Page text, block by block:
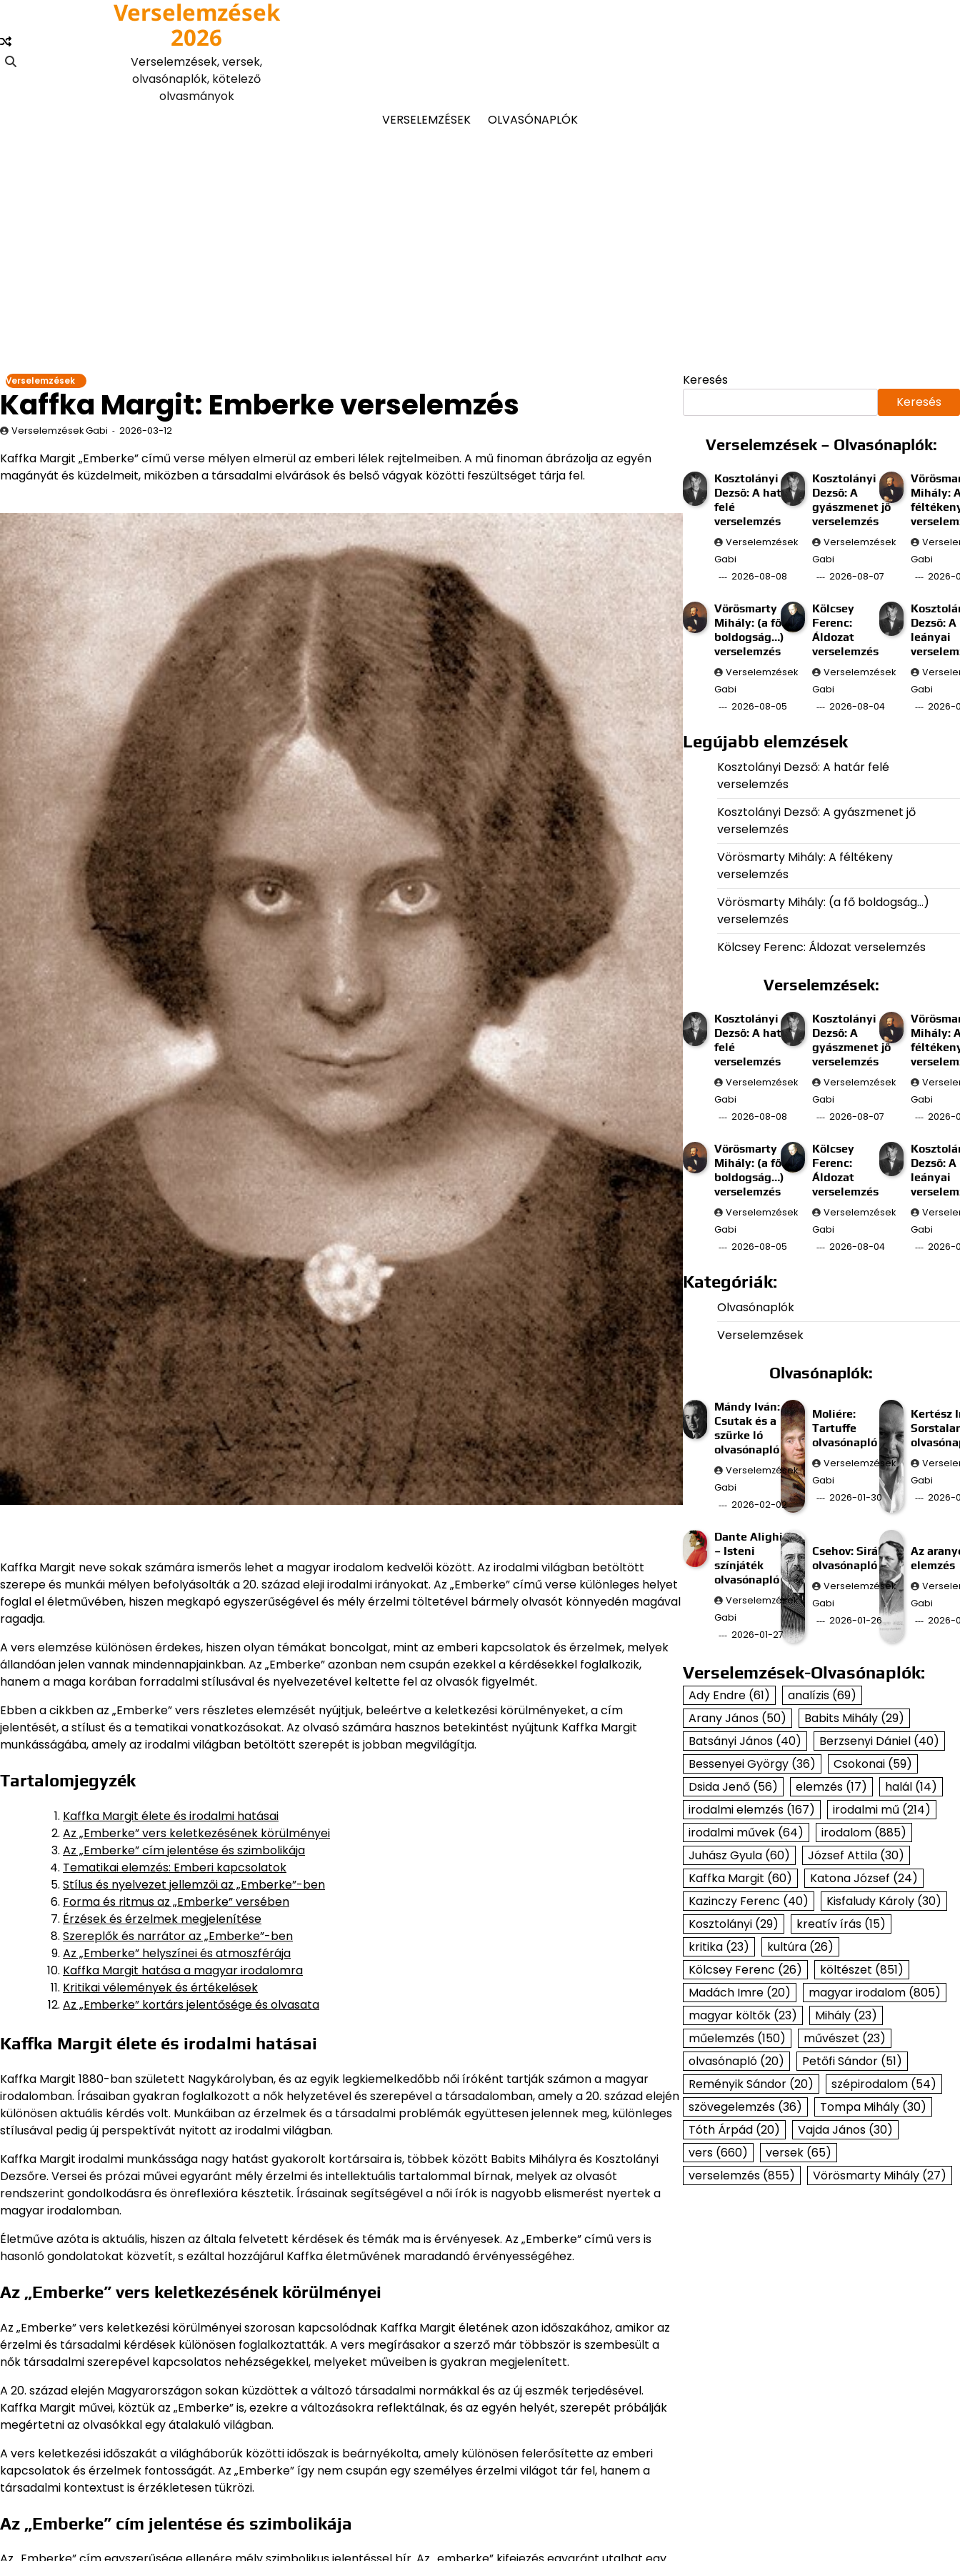
content
Verselemzések
2026
Verselemzések, versek,
olvasónaplók, kötelező
olvasmányok
VERSELEMZÉSEK
OLVASÓNAPLÓK
Verselemzések
Kaffka Margit: Emberke verselemzés
Verselemzések Gabi 2026-03-12
Kaffka Margit „Emberke” című verse mélyen elmerül az emberi lélek rejtelmeiben. A mű finoman ábrázolja az egyén
magányát és küzdelmeit, miközben a társadalmi elvárások és belső vágyak közötti feszültséget tárja fel.
Kaffka Margit neve sokak számára ismerős lehet a magyar irodalom kedvelői között. Az irodalmi világban betöltött
szerepe és munkái mélyen befolyásolták a 20. század eleji irodalmi irányokat. Az „Emberke” című verse különleges helyet
foglal el életművében, hiszen megkapó egyszerűségével és mély érzelmi töltetével bármely olvasót könnyedén magával
ragadja.
A vers elemzése különösen érdekes, hiszen olyan témákat boncolgat, mint az emberi kapcsolatok és érzelmek, melyek
állandóan jelen vannak mindennapjainkban. Az „Emberke” azonban nem csupán ezekkel a kérdésekkel foglalkozik,
hanem a maga korában forradalmi stílusával és nyelvezetével keltette fel az olvasók figyelmét.
Ebben a cikkben az „Emberke” vers részletes elemzését nyújtjuk, beleértve a keletkezési körülményeket, a cím
jelentését, a stílust és a tematikai vonatkozásokat. Az olvasó számára hasznos betekintést nyújtunk Kaffka Margit
munkásságába, amely az irodalmi világban betöltött szerepét is jobban megvilágítja.
Tartalomjegyzék
Kaffka Margit élete és irodalmi hatásai
Az „Emberke” vers keletkezésének körülményei
Az „Emberke” cím jelentése és szimbolikája
Tematikai elemzés: Emberi kapcsolatok
Stílus és nyelvezet jellemzői az „Emberke”-ben
Forma és ritmus az „Emberke” versében
Érzések és érzelmek megjelenítése
Szereplők és narrátor az „Emberke”-ben
Az „Emberke” helyszínei és atmoszférája
Kaffka Margit hatása a magyar irodalomra
Kritikai vélemények és értékelések
Az „Emberke” kortárs jelentősége és olvasata
Kaffka Margit élete és irodalmi hatásai
Kaffka Margit 1880-ban született Nagykárolyban, és az egyik legkiemelkedőbb női íróként tartják számon a magyar
irodalomban. Írásaiban gyakran foglalkozott a nők helyzetével és szerepével a társadalomban, amely a 20. század elején
különösen aktuális kérdés volt. Munkáiban az érzelmek és a társadalmi problémák együttesen jelennek meg, különleges
stílusával pedig új perspektívát nyitott az irodalmi világban.
Kaffka Margit irodalmi munkássága nagy hatást gyakorolt kortársaira is, többek között Babits Mihályra és Kosztolányi
Dezsőre. Versei és prózai művei egyaránt mély érzelmi és intellektuális tartalommal bírnak, melyek az olvasót
rendszerint gondolkodásra és önreflexióra késztetik. Írásainak segítségével a női írók is nagyobb elismerést nyertek a
magyar irodalomban.
Életműve azóta is aktuális, hiszen az általa felvetett kérdések és témák ma is érvényesek. Az „Emberke” című vers is
hasonló gondolatokat közvetít, s ezáltal hozzájárul Kaffka életművének maradandó érvényességéhez.
Az „Emberke” vers keletkezésének körülményei
Az „Emberke” vers keletkezési körülményei szorosan kapcsolódnak Kaffka Margit életének azon időszakához, amikor az
érzelmi és társadalmi kérdések különösen foglalkoztatták. A vers megírásakor a szerző már többször is szembesült a
nők társadalmi szerepével kapcsolatos nehézségekkel, melyeket műveiben is gyakran megjelenített.
A 20. század elején Magyarországon sokan küzdöttek a változó társadalmi normákkal és az új eszmék terjedésével.
Kaffka Margit művei, köztük az „Emberke” is, ezekre a változásokra reflektálnak, és az egyén helyét, szerepét próbálják
megértetni az olvasókkal egy átalakuló világban.
A vers keletkezési időszakát a világháborúk közötti időszak is beárnyékolta, amely különösen felerősítette az emberi
kapcsolatok és érzelmek fontosságát. Az „Emberke” így nem csupán egy személyes érzelmi világot tár fel, hanem a
társadalmi kontextust is érzékletesen tükrözi.
Az „Emberke” cím jelentése és szimbolikája
Keresés
Keresés
Verselemzések – Olvasónaplók:
Kosztolányi
Dezső: A határ
felé
verselemzés
Verselemzések
Gabi
2026-08-08
Kosztolányi
Dezső: A
gyászmenet jő
verselemzés
Verselemzések
Gabi
2026-08-07
Mihály:
Gabi
2026-
Vörösmarty
Mihály: (a fő
boldogság…)
verselemzés
Verselemzések
Gabi
2026-08-05
Kölcsey
Ferenc:
Áldozat
verselemzés
Verselemzések
Gabi
2026-08-04
Dezső:
leányai
Gabi
2026-
Legújabb elemzések
Kosztolányi Dezső: A határ felé
verselemzés
Kosztolányi Dezső: A gyászmenet jő
verselemzés
Vörösmarty Mihály: A féltékeny
verselemzés
Vörösmarty Mihály: (a fő boldogság…)
verselemzés
Kölcsey Ferenc: Áldozat verselemzés
Verselemzések:
Kosztolányi
Dezső: A határ
felé
verselemzés
Verselemzések
Gabi
2026-08-08
Kosztolányi
Dezső: A
gyászmenet jő
verselemzés
Verselemzések
Gabi
2026-08-07
Mihály:
Gabi
2026-
Vörösmarty
Mihály: (a fő
boldogság…)
verselemzés
Verselemzések
Gabi
2026-08-05
Kölcsey
Ferenc:
Áldozat
verselemzés
Verselemzések
Gabi
2026-08-04
Dezső:
leányai
Gabi
2026-
Kategóriák:
Olvasónaplók
Verselemzések
Olvasónaplók:
Mándy Iván:
Csutak és a
szürke ló
olvasónapló
Verselemzések
Gabi
2026-02-02
Moliére:
Tartuffe
olvasónapló
Verselemzések
Gabi
2026-01-30
Kertész
Gabi
2026-
Dante Alighieri
– Isteni
színjáték
olvasónapló
Verselemzések
Gabi
2026-01-27
Csehov: Sirály
olvasónapló
Verselemzések
Gabi
2026-01-26
Az
elemzés
Gabi
2026-
Verselemzések-Olvasónaplók:
Ady Endre(61) analízis(69)
Arany János(50) Babits Mihály(29)
Batsányi János(40) Berzsenyi Dániel(40)
Bessenyei György(36) Csokonai(59)
Dsida Jenő(56) elemzés(17) halál(14)
irodalmi elemzés(167) irodalmi mű (214)
irodalmi művek(64) irodalom(885)
Juhász Gyula(60) József Attila(30)
Kaffka Margit (60) Katona József (24)
Kazinczy Ferenc (40) Kisfaludy Károly(30)
Kosztolányi(29) kreatív írás(15)
kritika(23) kultúra(26)
Kölcsey Ferenc (26) költészet (851)
Madách Imre(20) magyar irodalom(805)
magyar költők(23) Mihály(23)
műelemzés(150) művészet (23)
olvasónapló(20) Petőfi Sándor(51)
Reményik Sándor(20) szépirodalom(54)
szövegelemzés(36) Tompa Mihály(30)
Tóth Árpád(20) Vajda János(30)
vers(660) versek(65)
verselemzés(855) Vörösmarty Mihály(27)